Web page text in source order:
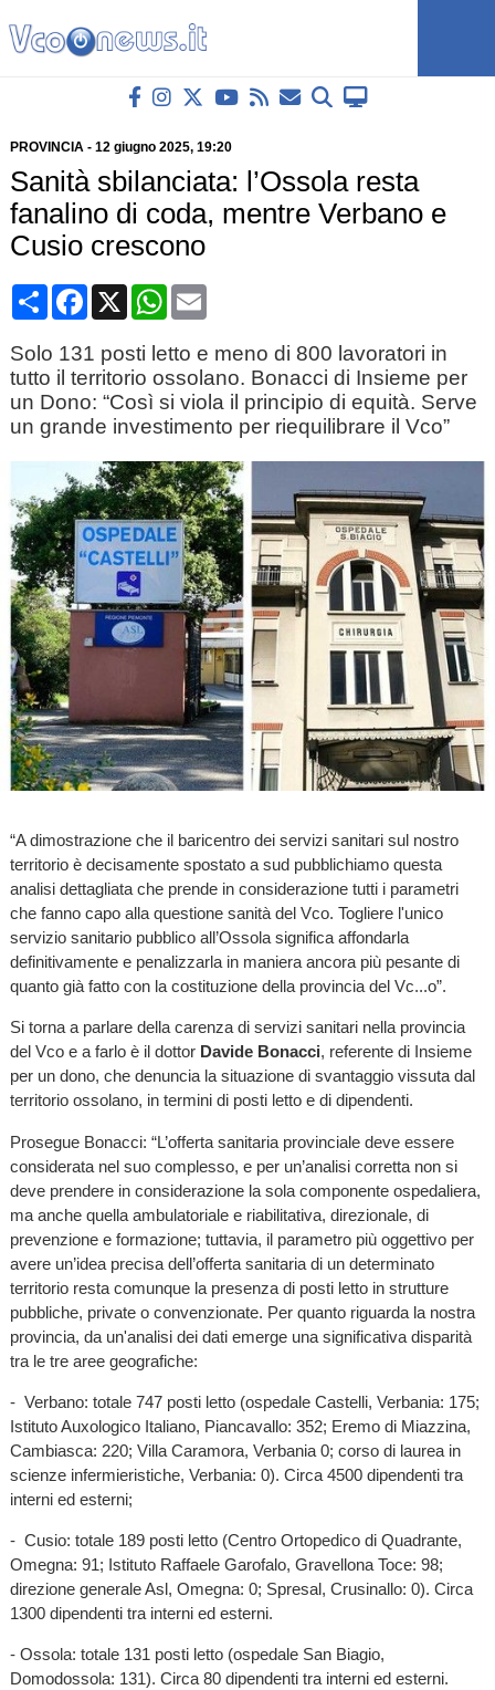
PROVINCIA- 12 giugno 2025, 19:20
Sanità sbilanciata: l’Ossola resta
fanalino di coda, mentre Verbano e
Cusio crescono
CondividiFacebook
X WhatsApp
Email
Solo 131 posti letto e meno di 800 lavoratori in
tutto il territorio ossolano. Bonacci di Insieme per
un Dono: “Così si viola il principio di equità. Serve
un grande investimento per riequilibrare il Vco”
“A dimostrazione che il baricentro dei servizi sanitari sul nostro
territorio è decisamente spostato a sud pubblichiamo questa
analisi dettagliata che prende in considerazione tutti i parametri
che fanno capo alla questione sanità del Vco. Togliere l'unico
servizio sanitario pubblico all’Ossola significa affondarla
definitivamente e penalizzarla in maniera ancora più pesante di
quanto già fatto con la costituzione della provincia del Vc...o”.
Si torna a parlare della carenza di servizi sanitari nella provincia
del Vco e a farlo è il dottor Davide Bonacci, referente di Insieme
per un dono, che denuncia la situazione di svantaggio vissuta dal
territorio ossolano, in termini di posti letto e di dipendenti.
Prosegue Bonacci: “L’offerta sanitaria provinciale deve essere
considerata nel suo complesso, e per un’analisi corretta non si
deve prendere in considerazione la sola componente ospedaliera,
ma anche quella ambulatoriale e riabilitativa, direzionale, di
prevenzione e formazione; tuttavia, il parametro più oggettivo per
avere un’idea precisa dell’offerta sanitaria di un determinato
territorio resta comunque la presenza di posti letto in strutture
pubbliche, private o convenzionate. Per quanto riguarda la nostra
provincia, da un'analisi dei dati emerge una significativa disparità
tra le tre aree geografiche:
- Verbano: totale 747 posti letto (ospedale Castelli, Verbania: 175;
Istituto Auxologico Italiano, Piancavallo: 352; Eremo di Miazzina,
Cambiasca: 220; Villa Caramora, Verbania 0; corso di laurea in
scienze infermieristiche, Verbania: 0). Circa 4500 dipendenti tra
interni ed esterni;
- Cusio: totale 189 posti letto (Centro Ortopedico di Quadrante,
Omegna: 91; Istituto Raffaele Garofalo, Gravellona Toce: 98;
direzione generale Asl, Omegna: 0; Spresal, Crusinallo: 0). Circa
1300 dipendenti tra interni ed esterni.
- Ossola: totale 131 posti letto (ospedale San Biagio,
Domodossola: 131). Circa 80 dipendenti tra interni ed esterni.